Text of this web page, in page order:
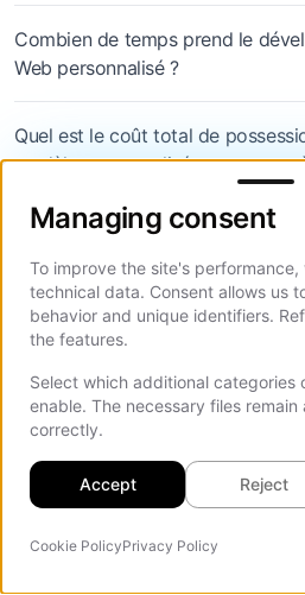
Combien de temps prend le
Web personnalisé ?
Quel est le coût total de
modèle personnalisé par rapport
Dois-je toujours créer des
les secteurs exigeants en
Managing consent
Managing consent
To improve the site's
technical data. Consent allows us
behavior and unique identifiers.
the features.
Select which additional categories
enable. The necessary files
correctly.
Accept Reject
Cookie PolicyPrivacy Policy